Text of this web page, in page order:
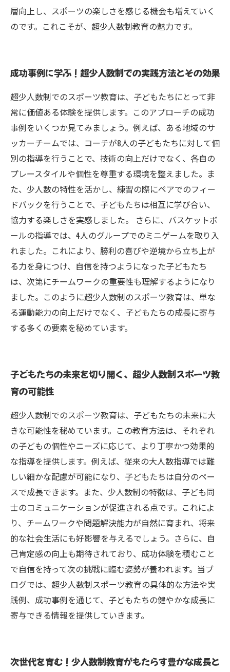
層向上し、スポーツの楽しさを感じる機会も増えていく
のです。これこそが、超少人数制教育の魅力です。
成功事例に学ぶ！超少人数制での実践方法とその効果
超少人数制でのスポーツ教育は、子どもたちにとって非
常に価値ある体験を提供します。このアプローチの成功
事例をいくつか見てみましょう。例えば、ある地域のサ
ッカーチームでは、コーチが8人の子どもたちに対して個
別の指導を行うことで、技術の向上だけでなく、各自の
プレースタイルや個性を尊重する環境を整えました。ま
た、少人数の特性を活かし、練習の際にペアでのフィー
ドバックを行うことで、子どもたちは相互に学び合い、
協力する楽しさを実感しました。 さらに、バスケットボ
ールの指導では、4人のグループでのミニゲームを取り入
れました。これにより、勝利の喜びや逆境から立ち上が
る力を身につけ、自信を持つようになった子どもたち
は、次第にチームワークの重要性も理解するようになり
ました。このように超少人数制のスポーツ教育は、単な
る運動能力の向上だけでなく、子どもたちの成長に寄与
する多くの要素を秘めています。
子どもたちの未来を切り開く、超少人数制スポーツ教
育の可能性
超少人数制でのスポーツ教育は、子どもたちの未来に大
きな可能性を秘めています。この教育方法は、それぞれ
の子どもの個性やニーズに応じて、より丁寧かつ効果的
な指導を提供します。例えば、従来の大人数指導では難
しい細かな配慮が可能になり、子どもたちは自分のペー
スで成長できます。また、少人数制の特徴は、子ども同
士のコミュニケーションが促進される点です。これによ
り、チームワークや問題解決能力が自然に育まれ、将来
的な社会生活にも好影響を与えるでしょう。さらに、自
己肯定感の向上も期待されており、成功体験を積むこと
で自信を持って次の挑戦に臨む姿勢が養われます。当ブ
ログでは、超少人数制スポーツ教育の具体的な方法や実
践例、成功事例を通じて、子どもたちの健やかな成長に
寄与できる情報を提供していきます。
次世代を育む！少人数制教育がもたらす豊かな成長と